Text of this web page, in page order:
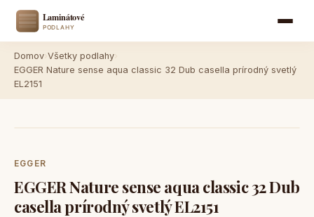
Domov Všetky podlahy
EGGER Nature sense aqua classic 32 Dub casella prírodný svetlý
EL2151
EGGER
EGGER Nature sense aqua classic 32 Dub
casella prírodný svetlý EL2151